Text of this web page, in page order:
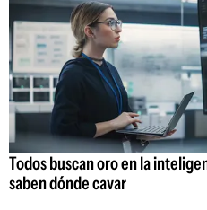
Todos buscan oro en la
saben dónde cavar